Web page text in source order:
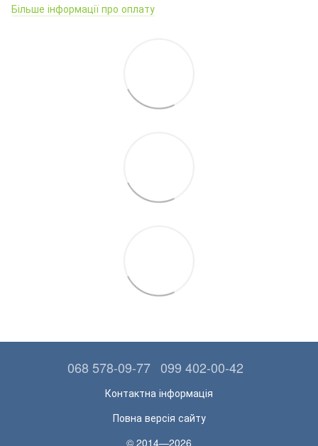
Більше інформації про оплату
068 578-09-77 099 402-00-42
Контактна інформація
Повна версія сайту
© 2014—2026